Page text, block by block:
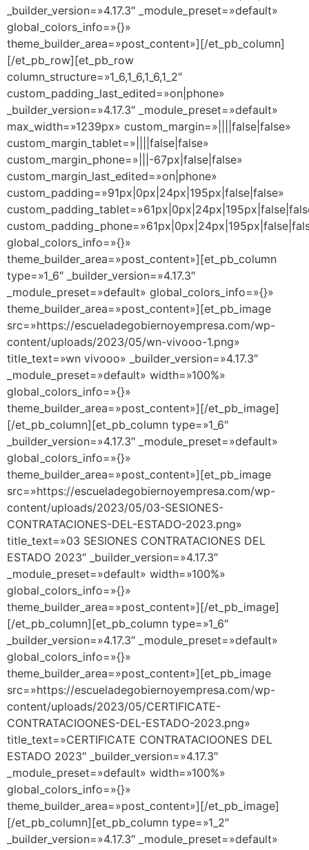
_builder_version=»4.17.3″ _module_preset=»default»
global_colors_info=»{}»
theme_builder_area=»post_content»][/et_pb_column]
[/et_pb_row][et_pb_row
column_structure=»1_6,1_6,1_6,1_2″
custom_padding_last_edited=»on|phone»
_builder_version=»4.17.3″ _module_preset=»default»
max_width=»1239px» custom_margin=»||||false|false»
custom_margin_tablet=»||||false|false»
custom_margin_phone=»|||-67px|false|false»
custom_margin_last_edited=»on|phone»
custom_padding=»91px|0px|24px|195px|false|false»
global_colors_info=»{}»
theme_builder_area=»post_content»][et_pb_column
type=»1_6″ _builder_version=»4.17.3″
_module_preset=»default» global_colors_info=»{}»
theme_builder_area=»post_content»][et_pb_image
src=»https://escueladegobiernoyempresa.com/wp-
content/uploads/2023/05/wn-vivooo-1.png»
title_text=»wn vivooo» _builder_version=»4.17.3″
_module_preset=»default» width=»100%»
global_colors_info=»{}»
theme_builder_area=»post_content»][/et_pb_image]
[/et_pb_column][et_pb_column type=»1_6″
_builder_version=»4.17.3″ _module_preset=»default»
global_colors_info=»{}»
theme_builder_area=»post_content»][et_pb_image
src=»https://escueladegobiernoyempresa.com/wp-
content/uploads/2023/05/03-SESIONES-
CONTRATACIONES-DEL-ESTADO-2023.png»
title_text=»03 SESIONES CONTRATACIONES DEL
ESTADO 2023″ _builder_version=»4.17.3″
_module_preset=»default» width=»100%»
global_colors_info=»{}»
theme_builder_area=»post_content»][/et_pb_image]
[/et_pb_column][et_pb_column type=»1_6″
_builder_version=»4.17.3″ _module_preset=»default»
global_colors_info=»{}»
theme_builder_area=»post_content»][et_pb_image
src=»https://escueladegobiernoyempresa.com/wp-
content/uploads/2023/05/CERTIFICATE-
CONTRATACIOONES-DEL-ESTADO-2023.png»
title_text=»CERTIFICATE CONTRATACIOONES DEL
ESTADO 2023″ _builder_version=»4.17.3″
_module_preset=»default» width=»100%»
global_colors_info=»{}»
theme_builder_area=»post_content»][/et_pb_image]
[/et_pb_column][et_pb_column type=»1_2″
_builder_version=»4.17.3″ _module_preset=»default»